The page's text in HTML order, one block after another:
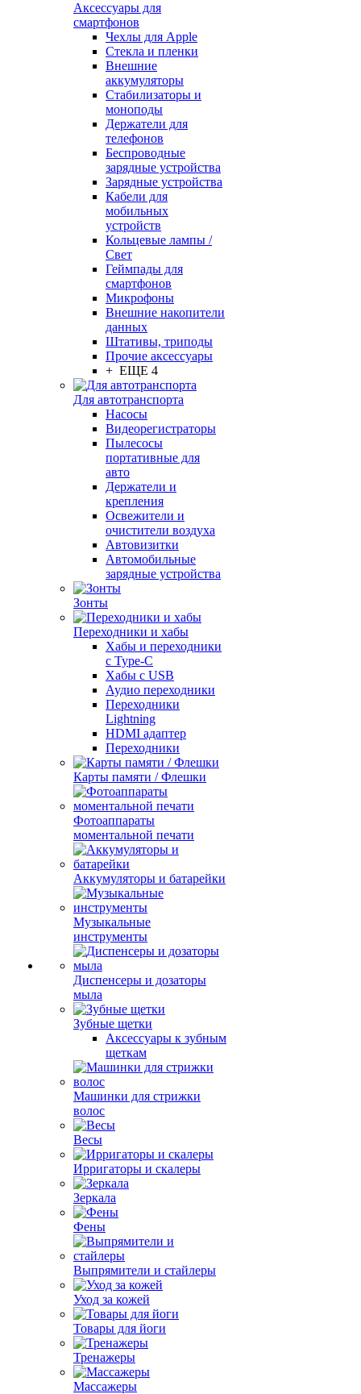
Аксессуары для
смартфонов
Чехлы для Apple
Стекла и пленки
Внешние
аккумуляторы
Стабилизаторы и
моноподы
Держатели для
телефонов
Беспроводные
зарядные устройства
Зарядные устройства
Кабели для
мобильных
устройств
Кольцевые лампы /
Свет
Геймпады для
смартфонов
Микрофоны
Внешние накопители
данных
Штативы, триподы
Прочие аксессуары
+ ЕЩЕ 4
Для автотранспорта
Насосы
Видеорегистраторы
Пылесосы
портативные для
авто
Держатели и
крепления
Освежители и
очистители воздуха
Автовизитки
Автомобильные
зарядные устройства
Зонты
Переходники и хабы
Хабы и переходники
с Type-C
Хабы с USB
Аудио переходники
Переходники
Lightning
HDMI адаптер
Переходники
Карты памяти / Флешки
Фотоаппараты
моментальной печати
Аккумуляторы и батарейки
Музыкальные
инструменты
Диспенсеры и дозаторы
мыла
Зубные щетки
Аксессуары к зубным
щеткам
Машинки для стрижки
волос
Весы
Ирригаторы и скалеры
Зеркала
Фены
Выпрямители и стайлеры
Уход за кожей
Товары для йоги
Тренажеры
Массажеры